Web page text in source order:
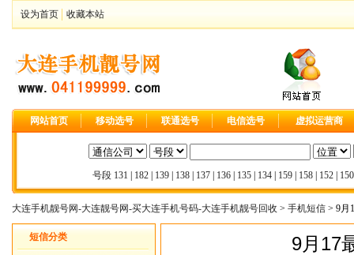
设为首页 收藏本站
网站首页 移动选号 联通选号 电信选号 虚拟运营商
号段 131 182 139 138 137 136 135 134 159 158 152 150
大连手机靓号网-大连靓号网-买大连手机号码-大连手机靓号回收 > 手机短信 > 9月
短信分类 9月17